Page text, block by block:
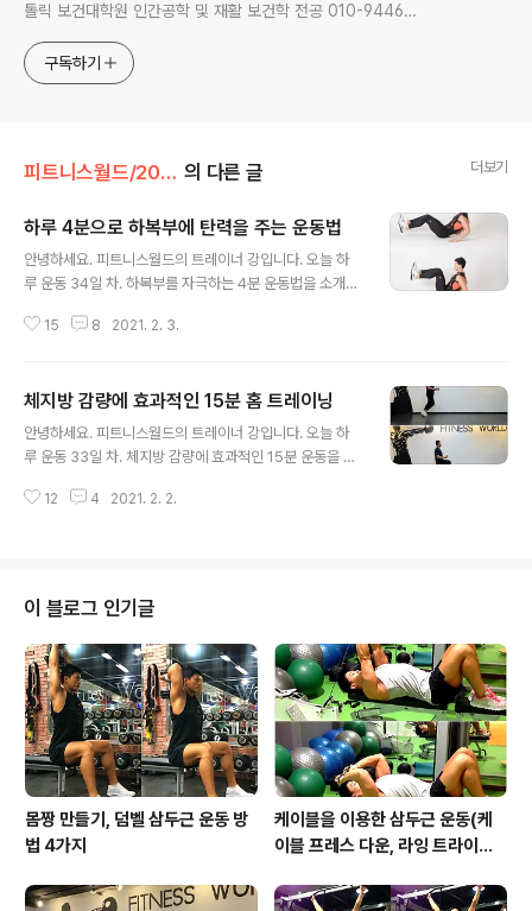
톨릭 보건대학원 인간공학 및 재활 보건학 전공 010-9446-
구독하기
피트니스월드/2021오늘 하루 운동 의 다른 글 더보기
하루 4분으로 하복부에 탄력을 주는 운동법
안녕하세요. 피트니스월드의 트레이너 강입니다. 오늘 하
루 운동 34일 차. 하복부를 자극하는 4분 운동법을 소개합
치 - 하이 플랭크 니 투 엘보우 동작으로 구성되며 각 동작
력을 주는 운동법 시티드 니업 동작 설명: 1. 바닥에 앉아 양
손은 엉덩이 뒤에 위치하고 복부에 힘을 줘 가볍게 다리는
들고 상체 중심은 뒤로 향한다. 2. 호흡을 내쉬며 상, 하체
돌아가 동작을 반복하고 동작할 때 복부에 긴장이 풀리지
15 8 2021. 2. 3.
체지방 감량에 효과적인 15분 홈 트레이닝
안녕하세요. 피트니스월드의 트레이너 강입니다. 오늘 하
루 운동 33일 차. 체지방 감량에 효과적인 15분 운동을 소
진 횟수를 실시 10세트씩 진행합니다. 그럼 오늘도 하루도
뒤에 위치한 무릎이 지면과 가까워질 때까지 체중을 낮춘
다. 3. 이때 몸통에 힘을 줘 상체는 앞으로 숙여지지 않도록
한다. 4. 앞에 위치한 발로 지면을 밀어내는 힘으로 시작 자
세로 돌아와 동작을 반복한다. 더블 크런치 동작 설명: 1. 지
면에 등대고 누워 양손은 머리 뒤에 위치한다. 2. 호흡을..
12 4 2021. 2. 2.
이 블로그 인기글
몸짱 만들기, 덤벨 삼두근 운동 방
법 4가지
케이블을 이용한 삼두근 운동(케
이블 프레스 다운, 라잉 트라이셉
텐션)